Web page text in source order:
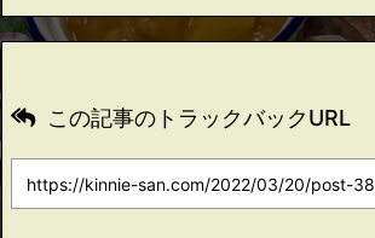
この記事のトラックバックURL